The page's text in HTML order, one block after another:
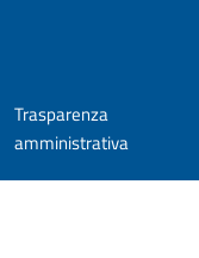
Trasparenza
amministrativa